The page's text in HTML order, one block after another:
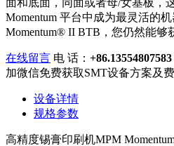
Momentum 平台中成为最灵活的
Momentum® II BTB，您仍然能够
在线留言 电 话： +86.13554807583
加微信免费获取SMT设备方案及费
设备详情
规格参数
高精度锡膏印刷机MPM